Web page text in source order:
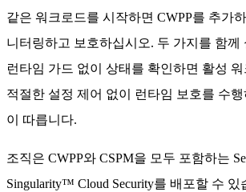
같은 워크로드를 시작하면 CWPP를 추가
니터링하고 보호하십시오. 두 가지를 함께
런타임 가드 없이 상태를 확인하면 활성
적절한 설정 제어 없이 런타임 보호를 수
이 따릅니다.
조직은 CWPP와 CSPM을 모두 포함하는
Singularity™ Cloud Security를 배포할 수 있